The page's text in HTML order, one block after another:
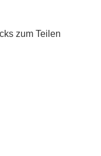
zum Teilen